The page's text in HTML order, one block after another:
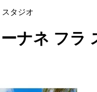
タジオ
ナネ フラ